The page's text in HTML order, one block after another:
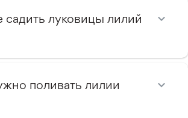
садить луковицы лилий
поливать лилии